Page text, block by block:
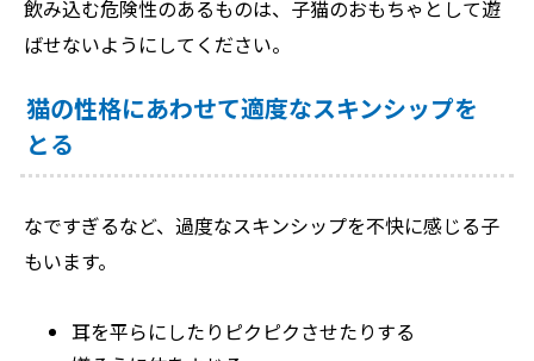
飲み込む危険性のあるものは、子猫のおもちゃとして遊
ばせないようにしてください。
猫の性格にあわせて適度なスキンシップを
とる
なですぎるなど、過度なスキンシップを不快に感じる子
もいます。
耳を平らにしたりピクピクさせたりする